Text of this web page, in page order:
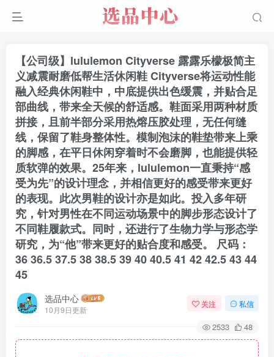
【公司级】lululemon Cityverse 露露乐檬极简主
义减震耐磨低帮生活休闲鞋 Cityverse将运动性能
融入经典休闲鞋中，中底提供出色缓震，并贴合足
部曲线，带来全天候的舒适感。鞋面采用两种材质
拼接，且前半部分采用热熔压胶处理，无任何缝
线，保留了鞋身整体性。模制泡沫的鞋垫带来上乘
的脚感，在平日休闲穿着时不会磨脚，也能提供轻
质软弹的效果。25年来，lululemon一直秉持“感
受为先”的设计理念，并相信更好的感受带来更好
的表现。此次男鞋的设计亦是如此。投入多年研
究，针对男性在不同运动场景中的脚步形态设计了
不同鞋履款式。同时，还进行了生物力学与形态学
研究，为“他”带来更好的贴合度和感受。 尺码：
36 36.5 37.5 38 38.5 39 40 40.5 41 42 42.5 43 44
45
选品中心
10月9日更新
关注 私信
2533 48